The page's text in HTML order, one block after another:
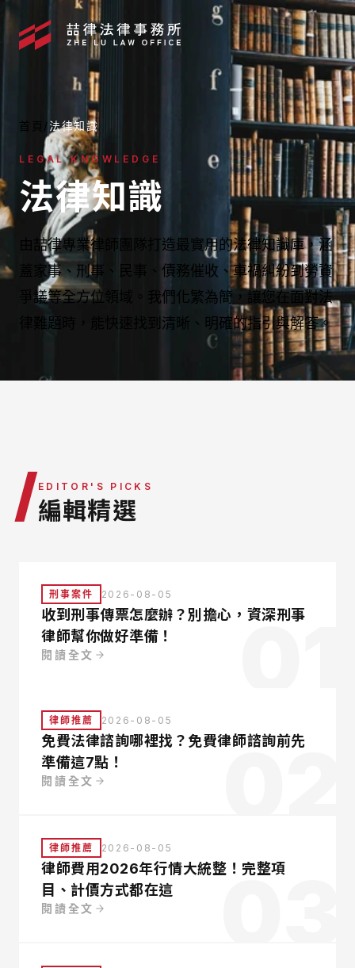
媒體報導
首頁 / 法律知識
LEGAL KNOWLEDGE
法律知識
由喆律專業律師團隊打造最實用的法律知識庫，涵
蓋家事、刑事、民事、債務催收、車禍糾紛到勞資
爭議等全方位領域。我們化繁為簡，讓您在面對法
律難題時，能快速找到清晰、明確的指引與解答。
/EDITOR'S PICKS
編輯精選
刑事案件 2026-08-05
收到刑事傳票怎麼辦？別擔心，資深刑事
律師幫你做好準備！
閱讀全文
律師推薦 2026-08-05
免費法律諮詢哪裡找？免費律師諮詢前先
準備這7點！
閱讀全文 02
律師推薦 2026-08-05
律師費用2026年行情大統整！完整項
目、計價方式都在這
閱讀全文 03